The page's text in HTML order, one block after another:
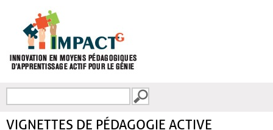
FORMULAIRE DE
VIGNETTES DE PÉDAGOGIE ACTIVE